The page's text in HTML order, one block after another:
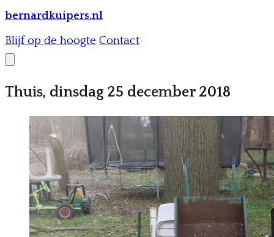
bernardkuipers.nl
Blijf op de hoogte Contact
Thuis, dinsdag 25 december 2018